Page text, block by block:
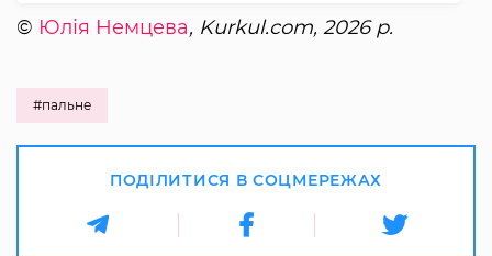
© Юлія Немцева, Kurkul.com, 2026 р.
#пальне
ПОДІЛИТИСЯ В СОЦМЕРЕЖАХ